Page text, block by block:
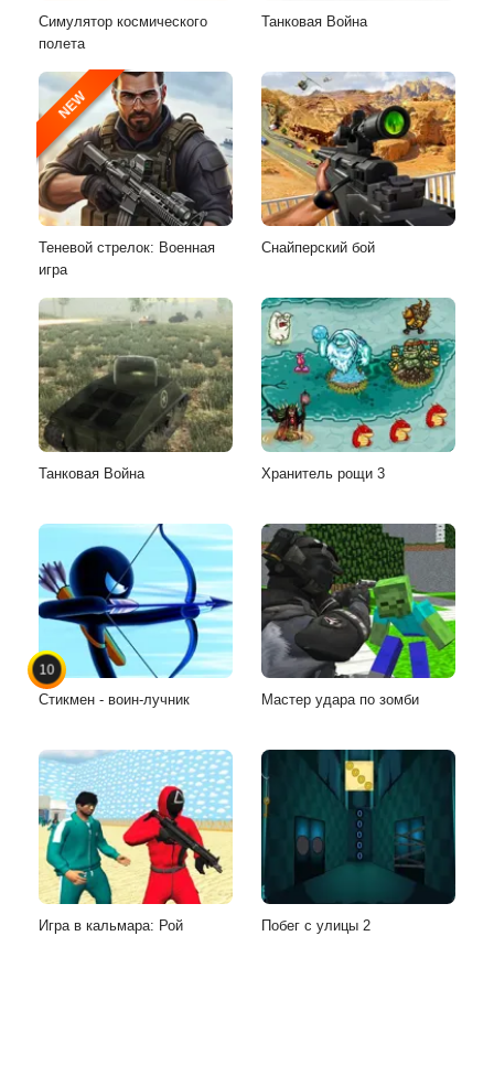
Симулятор космического
полета
Танковая Война
NEW
Теневой стрелок: Военная
игра
Снайперский бой
Танковая Война Хранитель рощи 3
10
Стикмен - воин-лучник Мастер удара по зомби
Игра в кальмара: Рой Побег с улицы 2